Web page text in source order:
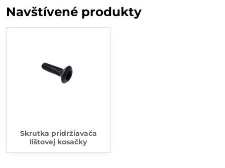
Navštívené produkty
Skrutka pridržiavača
lištovej kosačky